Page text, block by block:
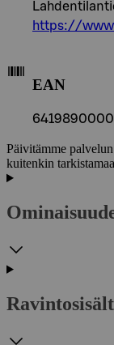
https://
EAN
Päivitämme
kuitenkin